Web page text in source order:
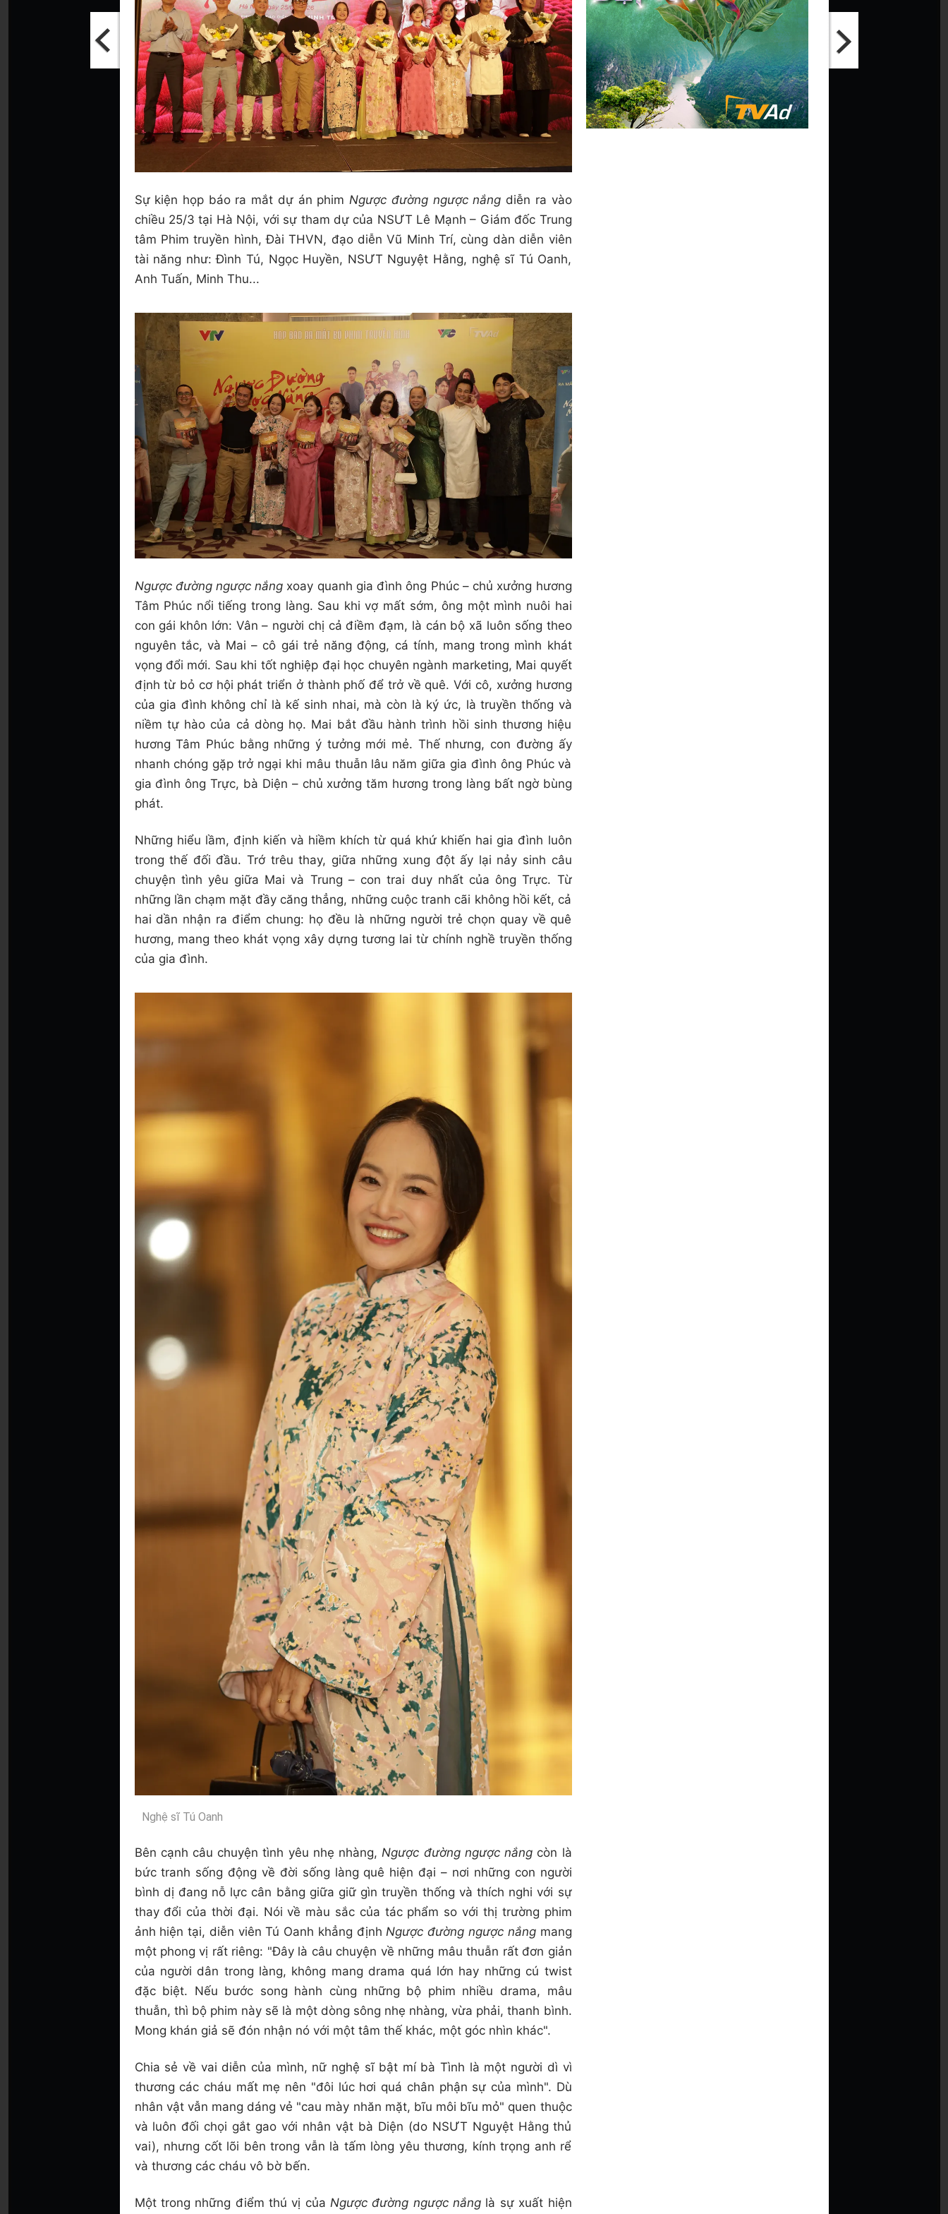
Sự kiện họp báo ra mắt dự án phimNgược đường ngược nắng diễn ra vào
chiều 25/3 tại Hà Nội, với sự tham dự của NSƯT Lê Mạnh – Giám đốc Trung
tâm Phim truyền hình, Đài THVN, đạo diễn Vũ Minh Trí, cùng dàn diễn viên
tài năng như: Đình Tú, Ngọc Huyền, NSƯT Nguyệt Hằng, nghệ sĩ Tú Oanh,
Anh Tuấn, Minh Thu...
Ngược đường ngược nắng xoay quanh gia đình ông Phúc – chủ xưởng hương
Tâm Phúc nổi tiếng trong làng. Sau khi vợ mất sớm, ông một mình nuôi hai
con gái khôn lớn: Vân – người chị cả điềm đạm, là cán bộ xã luôn sống theo
nguyên tắc, và Mai – cô gái trẻ năng động, cá tính, mang trong mình khát
vọng đổi mới. Sau khi tốt nghiệp đại học chuyên ngành marketing, Mai quyết
định từ bỏ cơ hội phát triển ở thành phố để trở về quê. Với cô, xưởng hương
của gia đình không chỉ là kế sinh nhai, mà còn là ký ức, là truyền thống và
niềm tự hào của cả dòng họ. Mai bắt đầu hành trình hồi sinh thương hiệu
hương Tâm Phúc bằng những ý tưởng mới mẻ. Thế nhưng, con đường ấy
nhanh chóng gặp trở ngại khi mâu thuẫn lâu năm giữa gia đình ông Phúc và
gia đình ông Trực, bà Diện – chủ xưởng tăm hương trong làng bất ngờ bùng
phát.
Những hiểu lầm, định kiến và hiềm khích từ quá khứ khiến hai gia đình luôn
trong thế đối đầu. Trớ trêu thay, giữa những xung đột ấy lại nảy sinh câu
chuyện tình yêu giữa Mai và Trung – con trai duy nhất của ông Trực. Từ
những lần chạm mặt đầy căng thẳng, những cuộc tranh cãi không hồi kết, cả
hai dần nhận ra điểm chung: họ đều là những người trẻ chọn quay về quê
hương, mang theo khát vọng xây dựng tương lai từ chính nghề truyền thống
của gia đình.
Nghệ sĩ Tú Oanh
Bên cạnh câu chuyện tình yêu nhẹ nhàng,Ngược đường ngược nắng còn là
bức tranh sống động về đời sống làng quê hiện đại – nơi những con người
bình dị đang nỗ lực cân bằng giữa giữ gìn truyền thống và thích nghi với sự
thay đổi của thời đại. Nói về màu sắc của tác phẩm so với thị trường phim
ảnh hiện tại, diễn viên Tú Oanh khẳng địnhNgược đường ngược nắngmang
một phong vị rất riêng: "Đây là câu chuyện về những mâu thuẫn rất đơn giản
của người dân trong làng, không mang drama quá lớn hay những cú twist
đặc biệt. Nếu bước song hành cùng những bộ phim nhiều drama, mâu
thuẫn, thì bộ phim này sẽ là một dòng sông nhẹ nhàng, vừa phải, thanh bình.
Mong khán giả sẽ đón nhận nó với một tâm thế khác, một góc nhìn khác".
Chia sẻ về vai diễn của mình, nữ nghệ sĩ bật mí bà Tình là một người dì vì
thương các cháu mất mẹ nên "đôi lúc hơi quá chân phận sự của mình". Dù
nhân vật vẫn mang dáng vẻ "cau mày nhăn mặt, bĩu môi bĩu mỏ" quen thuộc
và luôn đối chọi gắt gao với nhân vật bà Diện (do NSƯT Nguyệt Hằng thủ
vai), nhưng cốt lõi bên trong vẫn là tấm lòng yêu thương, kính trọng anh rể
và thương các cháu vô bờ bến.
Một trong những điểm thú vị của Ngược đường ngược nắng là sự xuất hiện